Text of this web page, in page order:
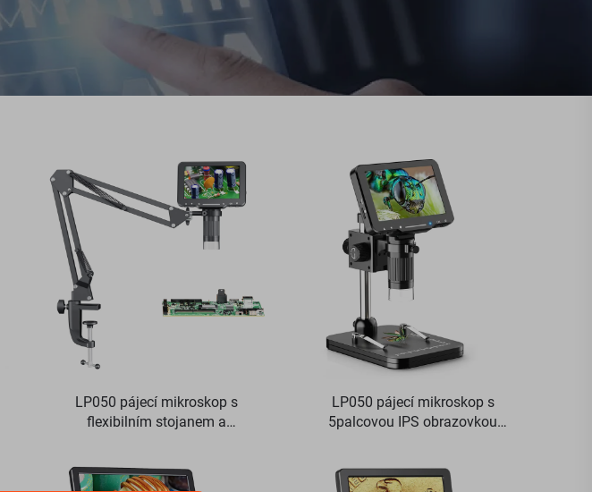
LP050 pájecí mikroskop s
flexibilním stojanem a
LP050 pájecí mikroskop s
5palcovou IPS obrazovkou